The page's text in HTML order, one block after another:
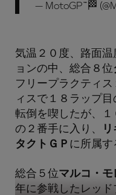
— MotoGP™🏁
気温２０度、路面
ョンの中、総合８位
フリープラクティ
ィスで１８ラップ
転倒を喫したが、
の２番手に入り、
タクトＧＰ に所属す
総合５位マルコ・モ
年に参戦したレッ